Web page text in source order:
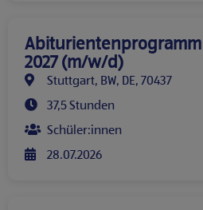
2027 (m/w/d)
Stuttgart, BW, DE, 70437
37,5 Stunden
Schüler:innen
28.07.2026